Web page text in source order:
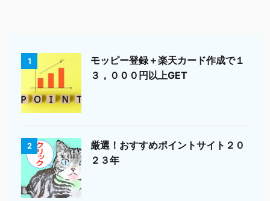
1
モッピー登録＋楽天カード作成で１
３，０００円以上GET
2
厳選！おすすめポイントサイト２０
２３年